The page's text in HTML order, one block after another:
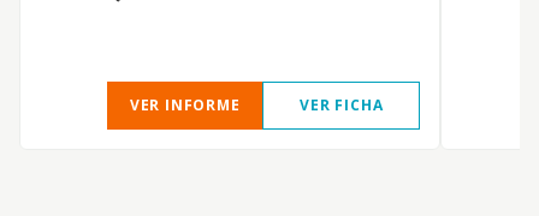
VER INFORME VER FICHA